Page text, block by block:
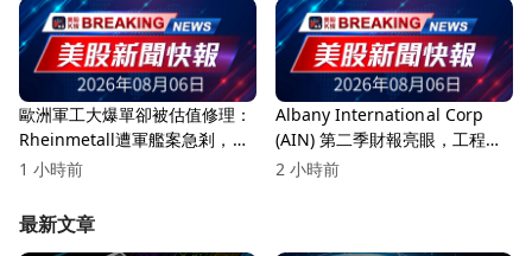
歐洲軍工大爆單卻被估值修理：
Rheinmetall遭軍艦案急剎，防
務股進入「交貨考驗期」
1 小時前
Albany International Corp
(AIN) 第二季財報亮眼，工程複
合材料創新高！
2 小時前
最新文章